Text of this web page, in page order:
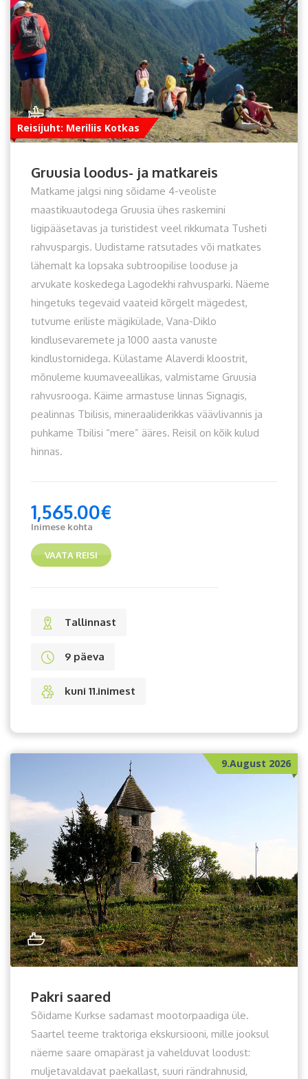
Reisijuht: Meriliis Kotkas
Gruusia loodus- ja matkareis
Matkame jalgsi ning sõidame 4-veoliste
maastikuautodega Gruusia ühes raskemini
ligipääsetavas ja turistidest veel rikkumata Tusheti
rahvuspargis. Uudistame ratsutades või matkates
lähemalt ka lopsaka subtroopilise looduse ja
arvukate koskedega Lagodekhi rahvusparki. Näeme
hingetuks tegevaid vaateid kõrgelt mägedest,
tutvume eriliste mägikülade, Vana-Diklo
kindlusevaremete ja 1000 aasta vanuste
kindlustornidega. Külastame Alaverdi kloostrit,
mõnuleme kuumaveeallikas, valmistame Gruusia
rahvusrooga. Käime armastuse linnas Signagis,
pealinnas Tbilisis, mineraaliderikkas väävlivannis ja
puhkame Tbilisi “mere” ääres. Reisil on kõik kulud
hinnas.
1,565.00€
Inimese kohta
VAATA REISI
Tallinnast
9 päeva
kuni 11.inimest
9.August 2026
Pakri saared
Sõidame Kurkse sadamast mootorpaadiga üle.
Saartel teeme traktoriga ekskursiooni, mille jooksul
näeme saare omapärast ja vahelduvat loodust:
muljetavaldavat paekallast, suuri rändrahnusid,